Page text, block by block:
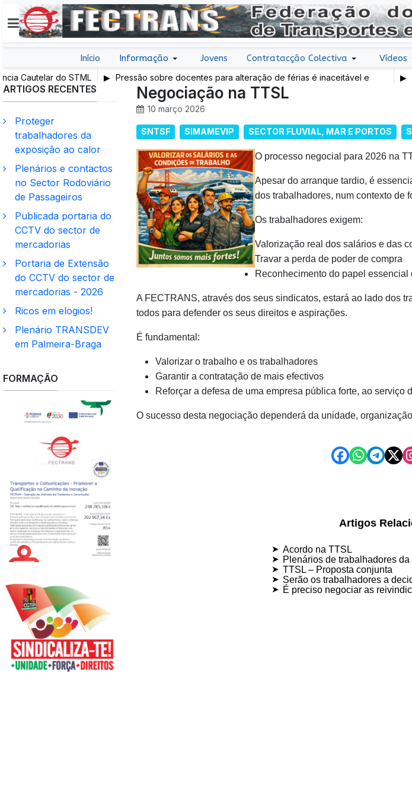
Início Informação Jovens Contratacção Colectiva Vídeos
Cautelar do STML
Pressão sobre docentes para alteração de férias é inaceitável e
exige intervenção da IGEC
O
Negociação na TTSL
10 março 2026
SNTSF SIMAMEVIP SECTOR FLUVIAL, MAR E PORTOS
O processo negocial para 2026 na
Apesar do arranque tardio, é
dos trabalhadores, num contexto de
Os trabalhadores exigem:
Valorização real dos salários e das
Travar a perda de poder de compra
Reconhecimento do papel
A FECTRANS, através dos seus sindicatos, estará ao lado dos
todos para defender os seus direitos e aspirações.
É fundamental:
Valorizar o trabalho e os trabalhadores
Garantir a contratação de mais efectivos
Reforçar a defesa de uma empresa pública forte, ao serviço
O sucesso desta negociação dependerá da unidade,
Artigos
Acordo na TTSL
Plenários de trabalhadores da
TTSL – Proposta conjunta
Serão os trabalhadores a
É preciso negociar as
ARTIGOS RECENTES
Proteger
trabalhadores da
exposição ao calor
Plenários e contactos
no Sector Rodoviário
de Passageiros
Publicada portaria do
CCTV do sector de
mercadorias
Portaria de Extensão
do CCTV do sector de
mercadorias - 2026
Ricos em elogios!
Plenário TRANSDEV
em Palmeira-Braga
FORMAÇÃO